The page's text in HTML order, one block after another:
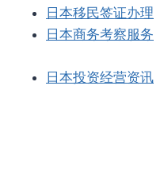
日本移民签证办理
日本商务考察服务
日本投资经营资讯